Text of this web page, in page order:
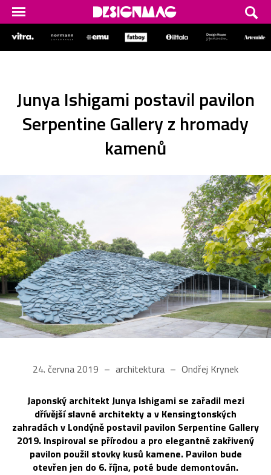
Junya Ishigami postavil pavilon
Serpentine Gallery z hromady
kamenů
24. června 2019 architektura Ondřej Krynek
Japonský architekt Junya Ishigami se zařadil mezi
dřívější slavné architekty a v Kensingtonských
zahradách v Londýně postavil pavilon Serpentine Gallery
2019. Inspiroval se přírodou a pro elegantně zakřivený
pavilon použil stovky kusů kamene. Pavilon bude
otevřen jen do 6. října, poté bude demontován.